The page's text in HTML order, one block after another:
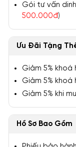
Gói tư vấn
500.000đ)
Ưu Đãi Tặng
Giảm 5% khoá
Giảm 5% khoá
Giảm 5% khi
Hồ Sơ Bao Gồm